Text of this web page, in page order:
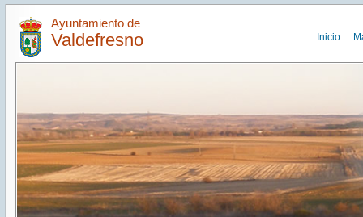
Ayuntamiento de
Valdefresno Inicio